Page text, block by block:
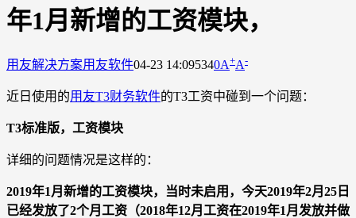
年1月新增的工资模块，
用友解决方案用友软件04-23 14:095340A+A-
近日使用的用友T3财务软件的T3工资中碰到一个问题：
T3标准版，工资模块
详细的问题情况是这样的：
2019年1月新增的工资模块，当时未启用，今天2019年2月25日
已经发放了2个月工资（2018年12月工资在2019年1月发放并做